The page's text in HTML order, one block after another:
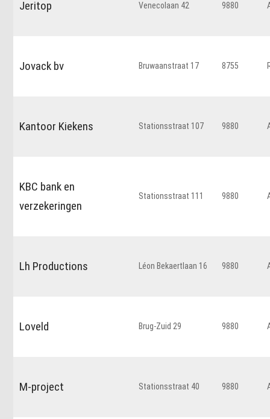
Jeritop Venecolaan 42 9880
Jovack bv Bruwaanstraat 17 8755
Kantoor Kiekens Stationsstraat 107 9880
KBC bank en
verzekeringen
Stationsstraat 111 9880
Lh Productions Léon Bekaertlaan 16 9880
Loveld Brug-Zuid 29 9880
M-project Stationsstraat 40 9880